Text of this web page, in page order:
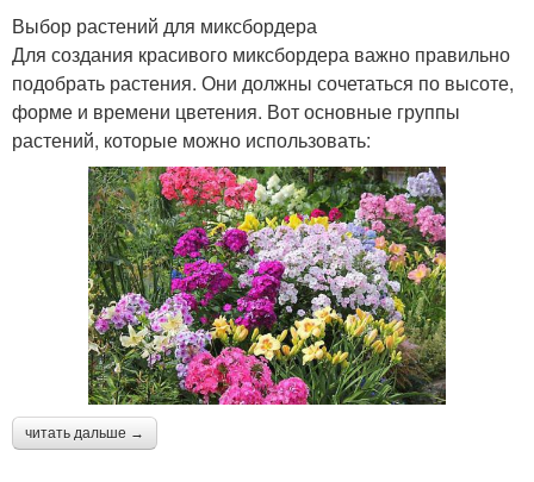
Выбор растений для миксбордера
Для создания красивого миксбордера важно правильно
подобрать растения. Они должны сочетаться по высоте,
форме и времени цветения. Вот основные группы
растений, которые можно использовать:
читать дальше →